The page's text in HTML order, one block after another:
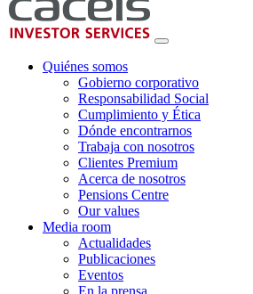
Quiénes somos
Gobierno corporativo
Responsabilidad Social
Cumplimiento y Ética
Dónde encontrarnos
Trabaja con nosotros
Clientes Premium
Acerca de nosotros
Pensions Centre
Our values
Media room
Actualidades
Publicaciones
Eventos